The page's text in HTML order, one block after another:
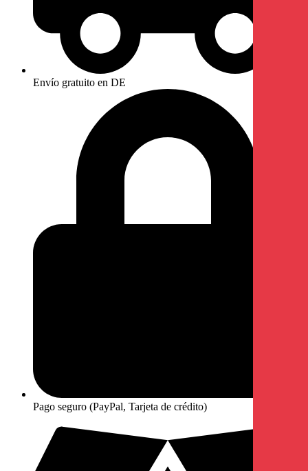
Envío gratuito en DE
Pago seguro (PayPal, Tarjeta de crédito)